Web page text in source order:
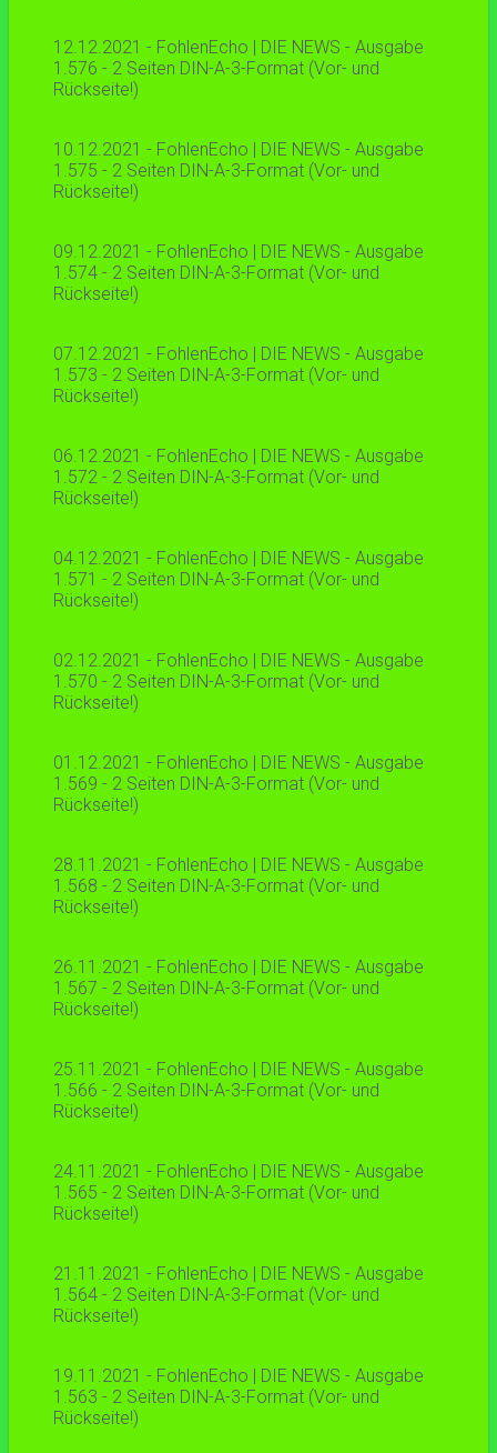
12.12.2021 - FohlenEcho | DIE NEWS - Ausgabe
1.576 - 2 Seiten DIN-A-3-Format (Vor- und
Rückseite!)
10.12.2021 - FohlenEcho | DIE NEWS - Ausgabe
1.575 - 2 Seiten DIN-A-3-Format (Vor- und
Rückseite!)
09.12.2021 - FohlenEcho | DIE NEWS - Ausgabe
1.574 - 2 Seiten DIN-A-3-Format (Vor- und
Rückseite!)
07.12.2021 - FohlenEcho | DIE NEWS - Ausgabe
1.573 - 2 Seiten DIN-A-3-Format (Vor- und
Rückseite!)
06.12.2021 - FohlenEcho | DIE NEWS - Ausgabe
1.572 - 2 Seiten DIN-A-3-Format (Vor- und
Rückseite!)
04.12.2021 - FohlenEcho | DIE NEWS - Ausgabe
1.571 - 2 Seiten DIN-A-3-Format (Vor- und
Rückseite!)
02.12.2021 - FohlenEcho | DIE NEWS - Ausgabe
1.570 - 2 Seiten DIN-A-3-Format (Vor- und
Rückseite!)
01.12.2021 - FohlenEcho | DIE NEWS - Ausgabe
1.569 - 2 Seiten DIN-A-3-Format (Vor- und
Rückseite!)
28.11.2021 - FohlenEcho | DIE NEWS - Ausgabe
1.568 - 2 Seiten DIN-A-3-Format (Vor- und
Rückseite!)
26.11.2021 - FohlenEcho | DIE NEWS - Ausgabe
1.567 - 2 Seiten DIN-A-3-Format (Vor- und
Rückseite!)
25.11.2021 - FohlenEcho | DIE NEWS - Ausgabe
1.566 - 2 Seiten DIN-A-3-Format (Vor- und
Rückseite!)
24.11.2021 - FohlenEcho | DIE NEWS - Ausgabe
1.565 - 2 Seiten DIN-A-3-Format (Vor- und
Rückseite!)
21.11.2021 - FohlenEcho | DIE NEWS - Ausgabe
1.564 - 2 Seiten DIN-A-3-Format (Vor- und
Rückseite!)
19.11.2021 - FohlenEcho | DIE NEWS - Ausgabe
1.563 - 2 Seiten DIN-A-3-Format (Vor- und
Rückseite!)